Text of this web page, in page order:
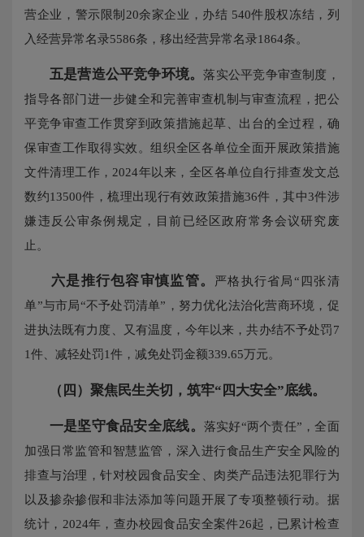
营企业，警示限制20余家企业，办结 540件股权冻结，列
入经营异常名录5586条，移出经营异常名录1864条。
五是营造公平竞争环境。落实公平竞争审查制度，
指导各部门进一步健全和完善审查机制与审查流程，把公
平竞争审查工作贯穿到政策措施起草、出台的全过程，确
保审查工作取得实效。组织全区各单位全面开展政策措施
文件清理工作，2024年以来，全区各单位自行排查发文总
数约13500件，梳理出现行有效政策措施36件，其中3件涉
嫌违反公审条例规定，目前已经区政府常务会议研究废
止。
六是推行包容审慎监管。
严格执行省局“四张清
单”与市局“不予处罚清单”，努力优化法治化营商环境，促
进执法既有力度、又有温度，今年以来，共办结不予处罚7
1件、减轻处罚1件，减免处罚金额339.65万元。
（四）聚焦民生关切，筑牢“四大安全”底线。
一是坚守食品安全底线。 落实好“两个责任”，全面
加强日常监管和智慧监管，深入进行食品生产安全风险的
排查与治理，针对校园食品安全、肉类产品违法犯罪行为
以及掺杂掺假和非法添加等问题开展了专项整顿行动。据
统计，2024年，查办校园食品安全案件26起，已累计检查